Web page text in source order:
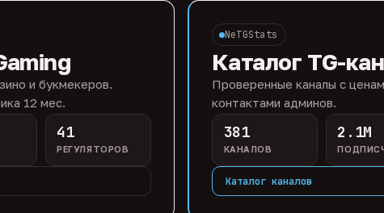
и букмекеров.
12 мес.
41
РЕГУЛЯТОРОВ
NeTGStats
Каталог TG-
Проверенные каналы с
контактами админов.
381
КАНАЛОВ
2.1M
Каталог каналов